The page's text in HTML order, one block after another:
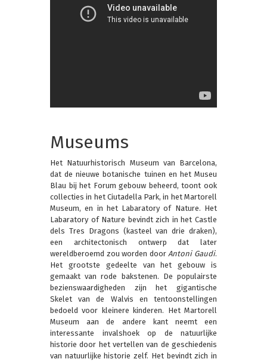
Museums
Het Natuurhistorisch Museum van Barcelona,
dat de nieuwe botanische tuinen en het Museu
Blau bij het Forum gebouw beheerd, toont ook
collecties in het Ciutadella Park, in het Martorell
Museum, en in het Labaratory of Nature. Het
Labaratory of Nature bevindt zich in het Castle
dels Tres Dragons (kasteel van drie draken),
een architectonisch ontwerp dat later
wereldberoemd zou worden doorAntoni Gaudi.
Het grootste gedeelte van het gebouw is
gemaakt van rode bakstenen. De populairste
bezienswaardigheden zijn het gigantische
Skelet van de Walvis en tentoonstellingen
bedoeld voor kleinere kinderen. Het Martorell
Museum aan de andere kant neemt een
interessante invalshoek op de natuurlijke
historie door het vertellen van de geschiedenis
van natuurlijke historie zelf. Het bevindt zich in